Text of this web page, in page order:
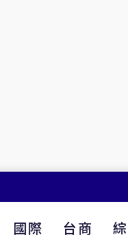
國際 台商